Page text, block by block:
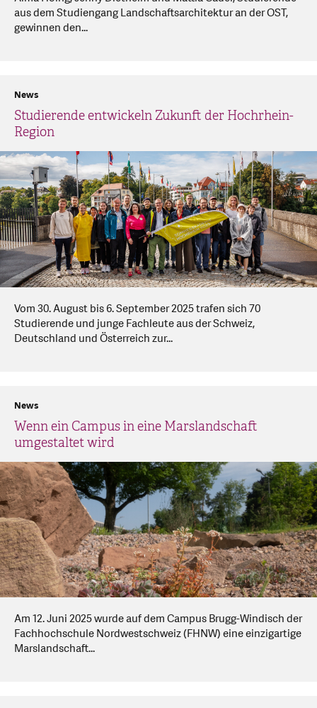
aus dem Studiengang Landschaftsarchitektur an der OST,
gewinnen den...
Studierende entwickeln Zukunft der Hochrhein-
Region
News
Vom 30. August bis 6. September 2025 trafen sich 70
Studierende und junge Fachleute aus der Schweiz,
Deutschland und Österreich zur...
Wenn ein Campus in eine Marslandschaft
umgestaltet wird
News
Am 12. Juni 2025 wurde auf dem Campus Brugg-Windisch der
Fachhochschule Nordwestschweiz (FHNW) eine einzigartige
Marslandschaft...